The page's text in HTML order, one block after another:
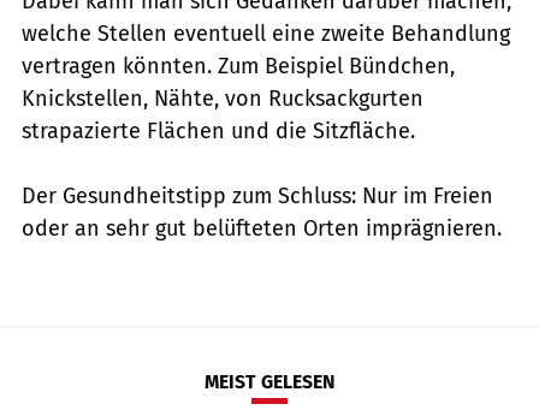
welche Stellen eventuell eine zweite Behandlung
vertragen könnten. Zum Beispiel Bündchen,
Knickstellen, Nähte, von Rucksackgurten
strapazierte Flächen und die Sitzfläche.
Der Gesundheitstipp zum Schluss: Nur im Freien
oder an sehr gut belüfteten Orten imprägnieren.
MEIST GELESEN